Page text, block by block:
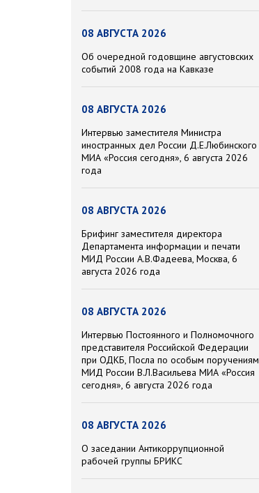
08 АВГУСТА 2026
Об очередной годовщине августовских
событий 2008 года на Кавказе
08 АВГУСТА 2026
Интервью заместителя Министра
иностранных дел России Д.Е.Любинского
МИА «Россия сегодня», 6 августа 2026
года
08 АВГУСТА 2026
Брифинг заместителя директора
Департамента информации и печати
МИД России А.В.Фадеева, Москва, 6
августа 2026 года
08 АВГУСТА 2026
Интервью Постоянного и Полномочного
представителя Российской Федерации
при ОДКБ, Посла по особым поручениям
МИД России В.Л.Васильева МИА «Россия
сегодня», 6 августа 2026 года
08 АВГУСТА 2026
О заседании Антикоррупционной
рабочей группы БРИКС